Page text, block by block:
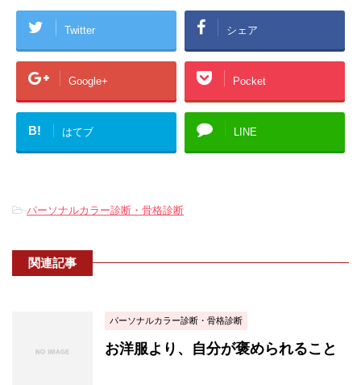
Twitter シェア
Google+ Pocket
B! はてブ LINE
-パーソナルカラー診断・骨格診断
関連記事
パーソナルカラー診断・骨格診断
お洋服より、自分が褒められること